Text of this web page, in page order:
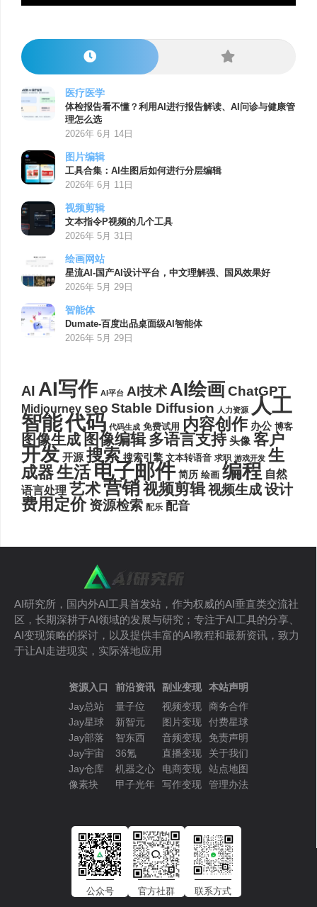
医疗医学
体检报告看不懂？利用AI进行报告解读、AI问诊与健康管
理怎么选
2026年 6月 14日
图片编辑
工具合集：AI生图后如何进行分层编辑
2026年 6月 11日
视频剪辑
文本指令P视频的几个工具
2026年 5月 31日
绘画网站
星流AI-国产AI设计平台，中文理解强、国风效果好
2026年 5月 29日
智能体
Dumate-百度出品桌面级AI智能体
2026年 5月 29日
AI AI写作 AI平台 AI技术AI绘画ChatGPT
Midjourney seo Stable Diffusion 人力资源 人工
智能代码 代码生成 免费试用 内容创作 办公 博客
图像生成 图像编辑 多语言支持 头像 客户
开发 开源 搜索 搜索引擎 文本转语音 求职 游戏开发 生
成器生活电子邮件 简历 绘画 编程 自然
语言处理 艺术营销视频剪辑视频生成设计
费用定价 资源检索 配乐 配音
AI研究所，国内外AI工具首发站，作为权威的AI垂直类交流社
区，长期深耕于AI领域的发展与研究；专注于AI工具的分享、
AI变现策略的探讨，以及提供丰富的AI教程和最新资讯，致力
于让AI走进现实，实际落地应用
资源入口
Jay总站
Jay星球
Jay部落
Jay宇宙
Jay仓库
像素块
前沿资讯
量子位
新智元
智东西
36氪
机器之心
甲子光年
副业变现
视频变现
图片变现
音频变现
直播变现
电商变现
写作变现
本站声明
商务合作
付费星球
免责声明
关于我们
站点地图
管理办法
公众号 官方社群 联系方式